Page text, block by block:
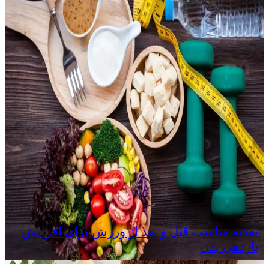
تغذیه مناسب قبل و بعد از ورزش برای افزایش
بازدهی بدن